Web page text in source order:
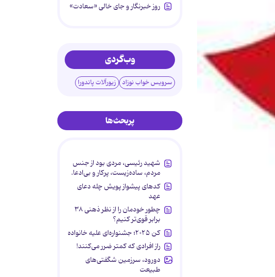
روز خبرنگار و جای خالی «سعادت»
وب‌گردی
سرویس خواب نوزاد زیورآلات پاندورا
پربحث‌ها
شهید رئیسی، مردی بود از جنس
مردم، ساده‌زیست، پرکار و بی‌ادعا.
کدهای پیشواز پویش چله دعای
عهد
چطور خودمان را از نظر ذهنی ۳۸
برابر قوی‌تر کنیم؟
کن ۲۰۲۵؛ جشنواره‌ای علیه خانواده
راز افرادی که کمتر ضرر می‌کنند!
دورود، سرزمین شگفتی‌های
طبیعت